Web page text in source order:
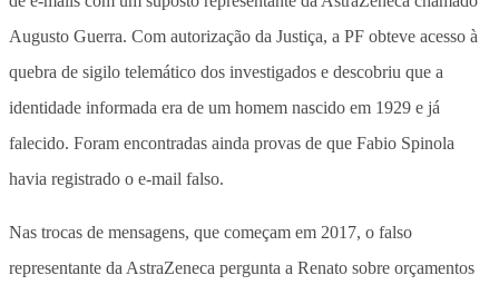
Augusto Guerra. Com autorização da Justiça, a PF obteve acesso à
quebra de sigilo telemático dos investigados e descobriu que a
identidade informada era de um homem nascido em 1929 e já
falecido. Foram encontradas ainda provas de que Fabio Spinola
havia registrado o e-mail falso.
Nas trocas de mensagens, que começam em 2017, o falso
representante da AstraZeneca pergunta a Renato sobre orçamentos